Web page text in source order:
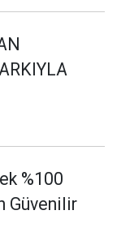
%100
Güvenilir